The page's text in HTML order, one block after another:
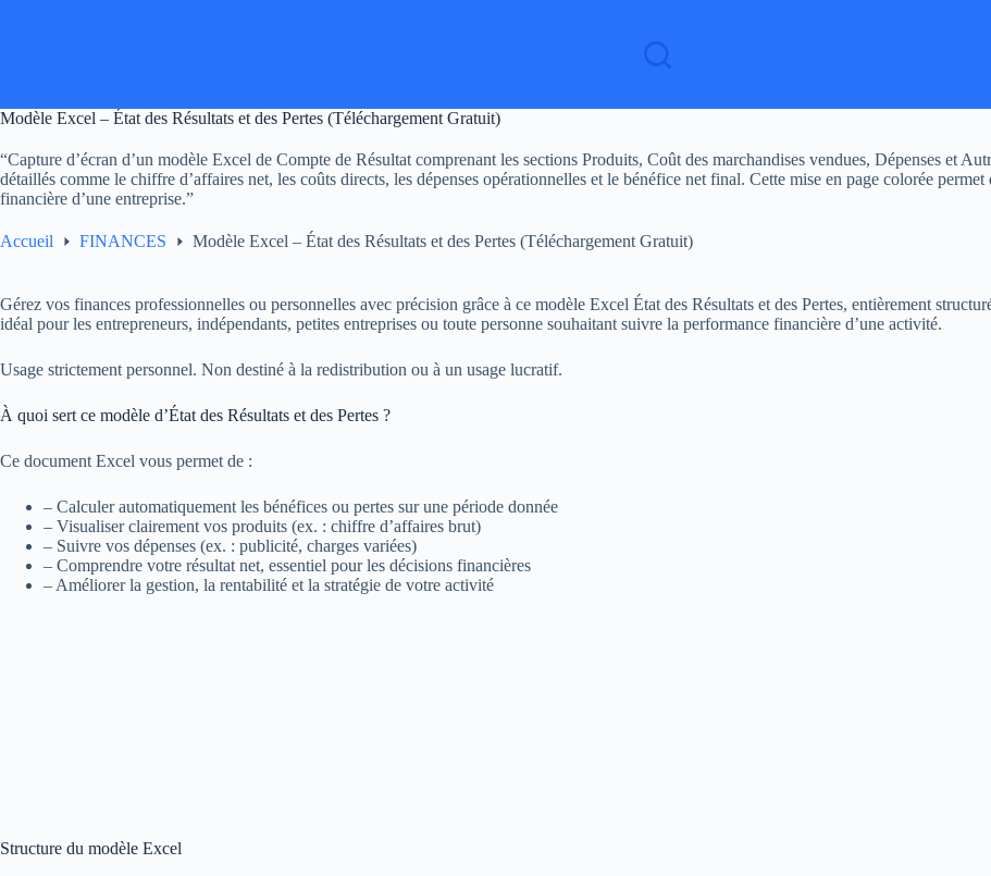
Modèle Excel – État des Résultats et des Pertes (Téléchargement Gratuit)
“Capture d’écran d’un modèle Excel de Compte de Résultat comprenant les sections Produits, Coût des marchandises vendues, Dépenses et
détaillés comme le chiffre d’affaires net, les coûts directs, les dépenses opérationnelles et le bénéfice net final. Cette mise en page colorée
financière d’une entreprise.”
Accueil FINANCES Modèle Excel – État des Résultats et des Pertes (Téléchargement Gratuit)
Gérez vos finances professionnelles ou personnelles avec précision grâce à ce modèle Excel État des Résultats et des Pertes, entièrement
idéal pour les entrepreneurs, indépendants, petites entreprises ou toute personne souhaitant suivre la performance financière d’une activité.
Usage strictement personnel. Non destiné à la redistribution ou à un usage lucratif.
À quoi sert ce modèle d’État des Résultats et des Pertes ?
Ce document Excel vous permet de :
– Calculer automatiquement les bénéfices ou pertes sur une période donnée
– Visualiser clairement vos produits (ex. : chiffre d’affaires brut)
– Suivre vos dépenses (ex. : publicité, charges variées)
– Comprendre votre résultat net, essentiel pour les décisions financières
– Améliorer la gestion, la rentabilité et la stratégie de votre activité
Structure du modèle Excel